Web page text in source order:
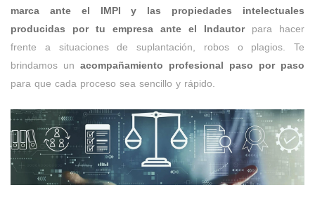
marca ante el IMPI y las propiedades intelectuales
producidas por tu empresa ante el Indautorpara hacer
frente a situaciones de suplantación, robos o plagios. Te
brindamos un acompañamiento profesional paso por paso
para que cada proceso sea sencillo y rápido.